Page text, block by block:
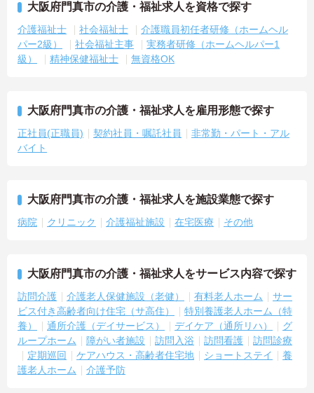
大阪府門真市の介護・福祉求人を資格で探す
介護福祉士 社会福祉士
介護職員初任者研修（ホームヘル
パー2級）
社会福祉主事
実務者研修（ホームヘルパー1
級）
精神保健福祉士 無資格OK
大阪府門真市の介護・福祉求人を雇用形態で探す
正社員(正職員) 契約社員・嘱託社員
非常勤・パート・アル
バイト
大阪府門真市の介護・福祉求人を施設業態で探す
病院 クリニック 介護福祉施設 在宅医療 その他
大阪府門真市の介護・福祉求人をサービス内容で探す
訪問介護 介護老人保健施設（老健） 有料老人ホーム
サー
ビス付き高齢者向け住宅（サ高住）
特別養護老人ホーム（特
養）
通所介護（デイサービス） デイケア（通所リハ）
グ
ループホーム
障がい者施設 訪問入浴 訪問看護
訪問診療
定期巡回
ケアハウス・高齢者住宅地 ショートステイ
養
護老人ホーム
介護予防